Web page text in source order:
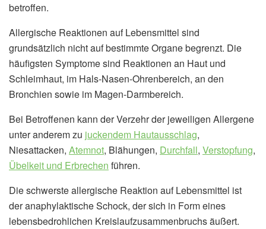
betroffen.
Allergische Reaktionen auf Lebensmittel sind
grundsätzlich nicht auf bestimmte Organe begrenzt. Die
häufigsten Symptome sind Reaktionen an Haut und
Schleimhaut, im Hals-Nasen-Ohrenbereich, an den
Bronchien sowie im Magen-Darmbereich.
Bei Betroffenen kann der Verzehr der jeweiligen Allergene
unter anderem zu juckendem Hautausschlag,
Niesattacken, Atemnot, Blähungen, Durchfall, Verstopfung,
Übelkeit und Erbrechen führen.
Die schwerste allergische Reaktion auf Lebensmittel ist
der anaphylaktische Schock, der sich in Form eines
lebensbedrohlichen Kreislaufzusammenbruchs äußert.